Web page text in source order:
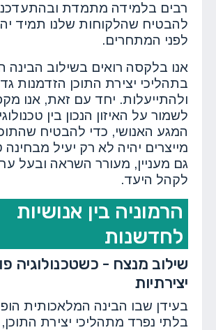
רבים בלמידה מתמדת
להבטיח שהלקוחות שלנו תמיד
לפני המתחרים.
אנו בלקסה רואים בשילוב הבינה
בתהליכי יצירת התוכן הזדמנות
ולהתייעלות. יחד עם זאת, אנו
לשמור על האיזון הנכון בין
המגע האנושי, כדי להבטיח
מייצרים יהיה לא רק יעיל
גם מעניין, מעורר השראה ובעל
לקהל היעד.
הרמוניה בין אנושיות
לחדשנות
שילוב מנצח - כשטכנולוגיה
יצירתיות
בעידן שבו הבינה המלאכותית
בלתי נפרד מתהליכי יצירת